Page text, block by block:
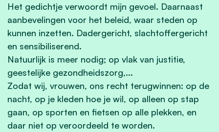
Het gedichtje verwoordt mijn gevoel. Daarnaast
aanbevelingen voor het beleid, waar steden op
kunnen inzetten. Dadergericht, slachtoffergericht
en sensibiliserend.
Natuurlijk is meer nodig; op vlak van justitie,
geestelijke gezondheidszorg,...
Zodat wij, vrouwen, ons recht terugwinnen: op de
nacht, op je kleden hoe je wil, op alleen op stap
gaan, op sporten en fietsen op alle plekken, en
daar niet op veroordeeld te worden.